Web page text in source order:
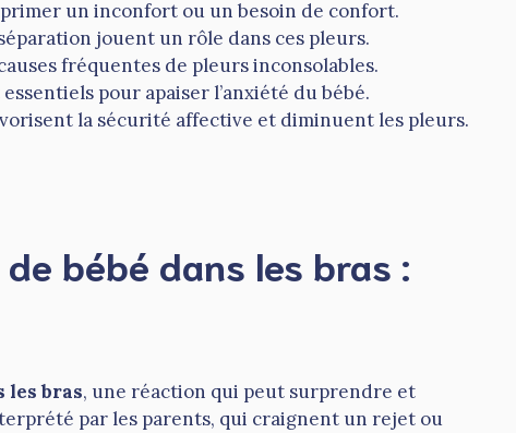
un inconfort ou un besoin de confort.
jouent un rôle dans ces pleurs.
fréquentes de pleurs inconsolables.
pour apaiser l’anxiété du bébé.
la sécurité affective et diminuent les pleurs.
bébé dans les bras :
les bras, une réaction qui peut surprendre et
par les parents, qui craignent un rejet ou